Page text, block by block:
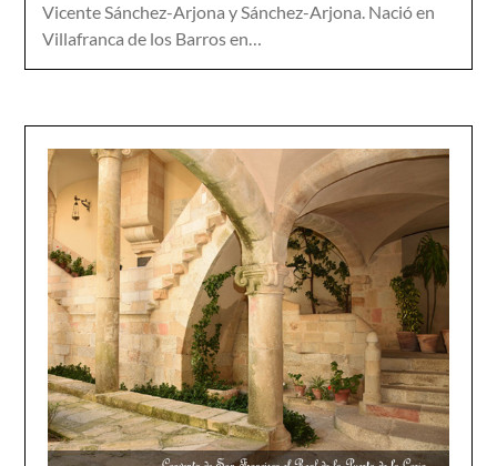
Vicente Sánchez-Arjona y Sánchez-Arjona. Nació en
Villafranca de los Barros en…